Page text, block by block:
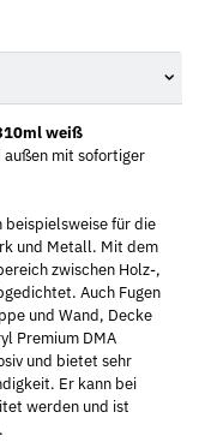
weiß
außen mit sofortiger
beispielsweise für die
und Metall. Mit dem
zwischen Holz-,
Auch Fugen
und Wand, Decke
Premium DMA
und bietet sehr
Er kann bei
werden und ist